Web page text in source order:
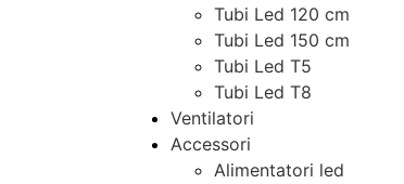
Tubi Led 120 cm
Tubi Led 150 cm
Tubi Led T5
Tubi Led T8
Ventilatori
Accessori
Alimentatori led